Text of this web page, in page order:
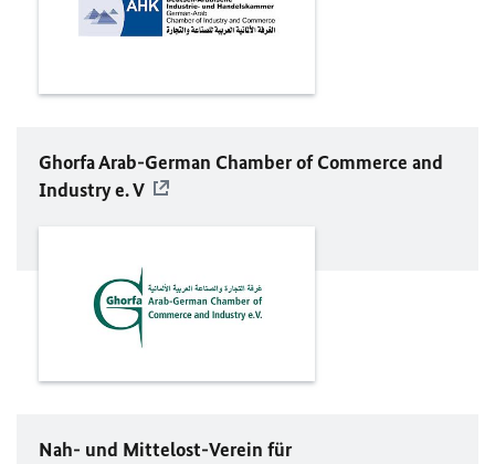
Ghorfa Arab-German Chamber of Commerce and
Industry e. V
Nah- und Mittelost-Verein für